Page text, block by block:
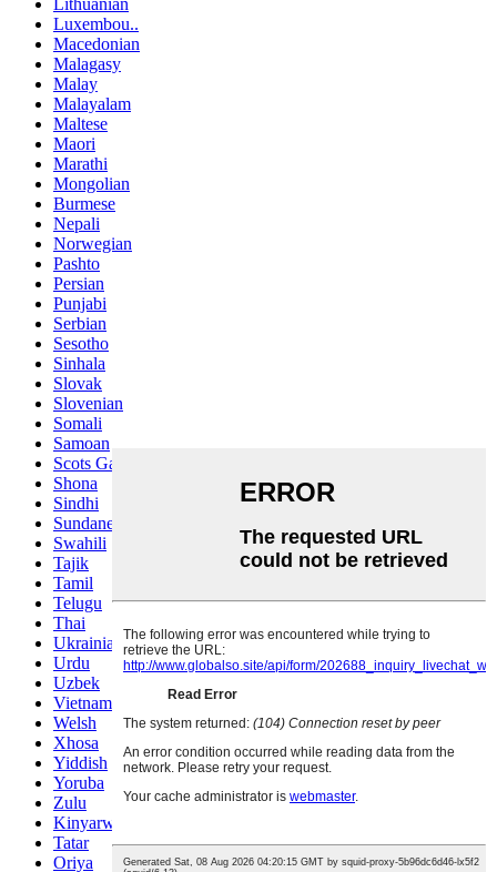
Luxembou..
Macedonian
Malagasy
Malay
Malayalam
Maltese
Maori
Marathi
Mongolian
Burmese
Nepali
Norwegian
Pashto
Persian
Punjabi
Serbian
Sesotho
Sinhala
Slovak
Slovenian
Somali
Samoan
Scots Gaelic
Shona
Sindhi
Sundanese
Swahili
Tajik
Tamil
Telugu
Thai
Ukrainian
Urdu
Uzbek
Vietnamese
Welsh
Xhosa
Yiddish
Yoruba
Zulu
Kinyarwanda
Tatar
Oriya